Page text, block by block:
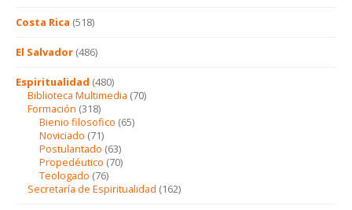
Costa Rica (518)
El Salvador (486)
Espiritualidad (480)
Biblioteca Multimedia (70)
Formación (318)
Bienio filosofico (65)
Noviciado (71)
Postulantado (63)
Propedéutico (70)
Teologado (76)
Secretaría de Espiritualidad (162)